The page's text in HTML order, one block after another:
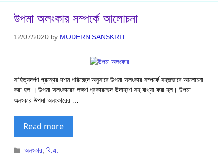
উপমা অলংকার সম্পর্কে আলোচনা
12/07/2020 by MODERN SANSKRIT
সাহিত্যদর্পণ গ্রন্থের দশম পরিচ্ছেদ অনুসারে উপমা অলংকার সম্পর্কে সহজভাবে আলোচনা
করা হল । উপমা অলংকারের লক্ষণ প্রকারভেদ উদাহরণ সহ বাখ্যা করা হল। উপমা
অলংকার উপমা অলংকারের …
Read more
Categories
অলংকার ,বি.এ.